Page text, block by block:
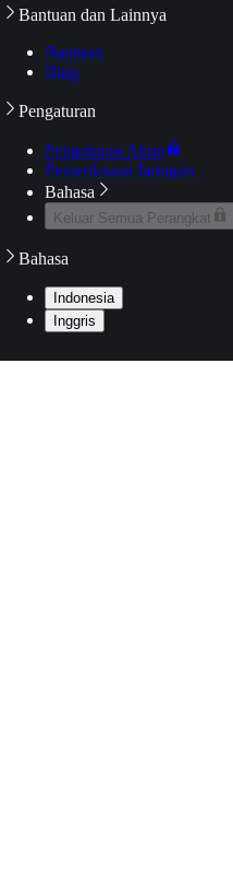
Bantuan dan Lainnya
Bantuan
Blog
Pengaturan
Pengaturan Akun
Pemeriksaan Jaringan
Bahasa
Keluar Semua Perangkat
Bahasa
Indonesia
Inggris